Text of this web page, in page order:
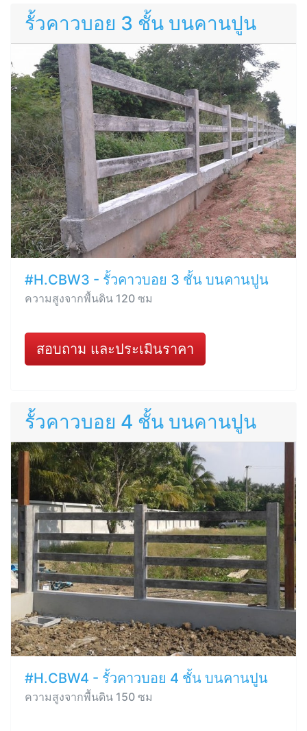
รั้วคาวบอย 3 ชั้น บนคานปูน
#H.CBW3 - รั้วคาวบอย 3 ชั้น บนคานปูน
ความสูงจากพื้นดิน 120 ซม
สอบถาม และประเมินราคา
รั้วคาวบอย 4 ชั้น บนคานปูน
#H.CBW4 - รั้วคาวบอย 4 ชั้น บนคานปูน
ความสูงจากพื้นดิน 150 ซม